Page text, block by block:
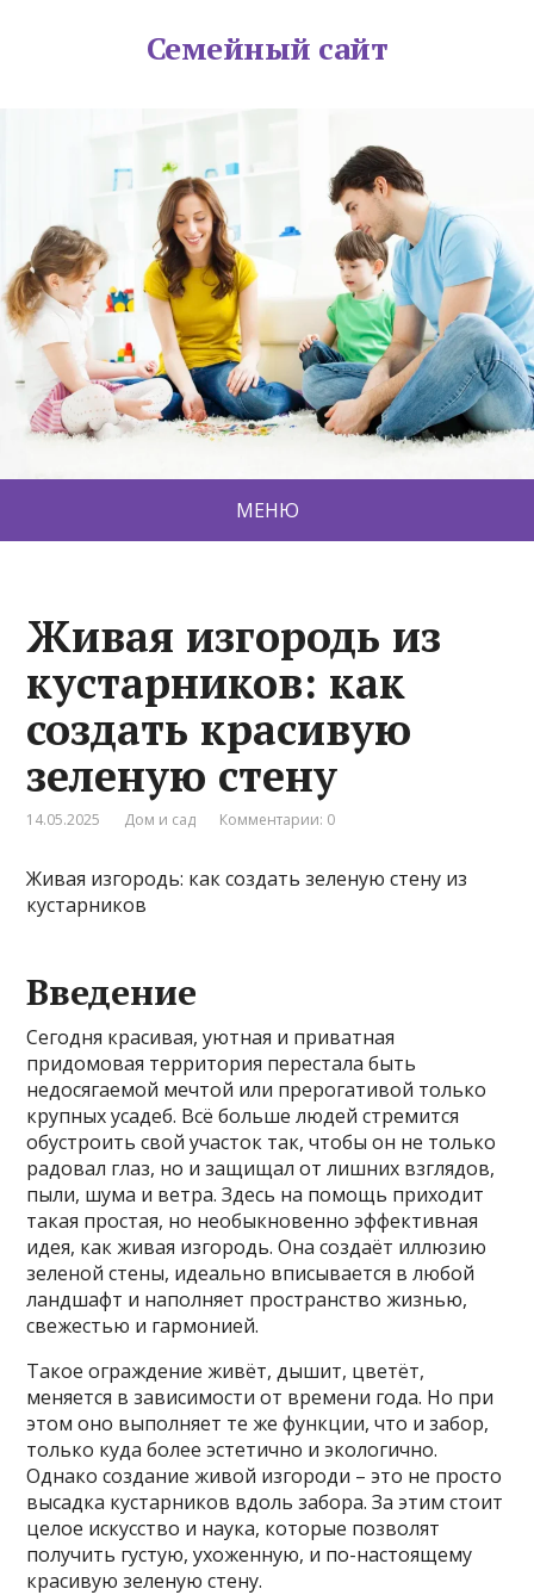
Семейный сайт
МЕНЮ
Живая изгородь из
кустарников: как
создать красивую
зеленую стену
14.05.2025 Дом и сад Комментарии: 0
Живая изгородь: как создать зеленую стену из
кустарников
Введение
Сегодня красивая, уютная и приватная
придомовая территория перестала быть
недосягаемой мечтой или прерогативой только
крупных усадеб. Всё больше людей стремится
обустроить свой участок так, чтобы он не только
радовал глаз, но и защищал от лишних взглядов,
пыли, шума и ветра. Здесь на помощь приходит
такая простая, но необыкновенно эффективная
идея, как живая изгородь. Она создаёт иллюзию
зеленой стены, идеально вписывается в любой
ландшафт и наполняет пространство жизнью,
свежестью и гармонией.
Такое ограждение живёт, дышит, цветёт,
меняется в зависимости от времени года. Но при
этом оно выполняет те же функции, что и забор,
только куда более эстетично и экологично.
Однако создание живой изгороди – это не просто
высадка кустарников вдоль забора. За этим стоит
целое искусство и наука, которые позволят
получить густую, ухоженную, и по-настоящему
красивую зеленую стену.